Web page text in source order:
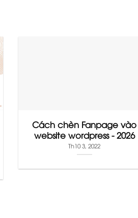
Cách chèn Fanpage vào
website wordpress - 2026
Th10 3, 2022